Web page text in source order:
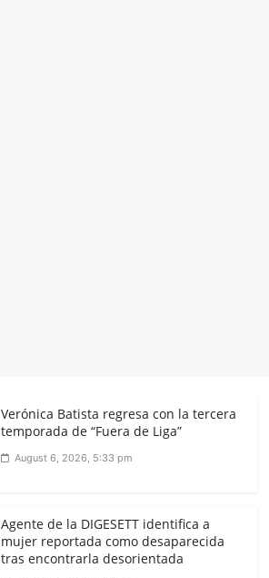
Verónica Batista regresa con la tercera
temporada de “Fuera de Liga”
August 6, 2026, 5:33 pm
Agente de la DIGESETT identifica a
mujer reportada como desaparecida
tras encontrarla desorientada